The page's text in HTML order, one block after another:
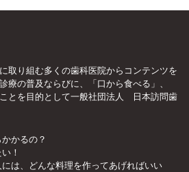
取り組む多くの歯科医院からコンテンツを
療の普及ならびに、「口から食べる」、
ことを目的として一般社団法人 日本訪問歯
かるの？
！
は、どんな料理を作ってあげればいい